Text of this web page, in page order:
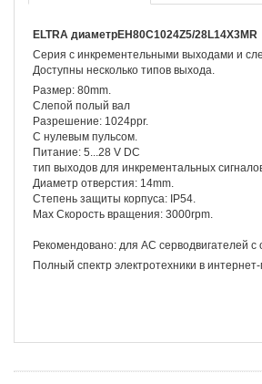
ELTRA диаметрEH80C1024Z5/28L14X3MR
Серия с инкрементельными выходами и
Доступны несколько типов выхода.
Размер: 80mm.
Слепой полый вал
Разрешение: 1024ppr.
С нулевым пульсом.
Питание: 5...28 V DC
тип выходов для инкрементальных
Диаметр отверстия: 14mm.
Степень защиты корпуса: IP54.
Max Скорость вращения: 3000rpm.
Рекомендовано: для AC серводвигателей с
Полный спектр электротехники в